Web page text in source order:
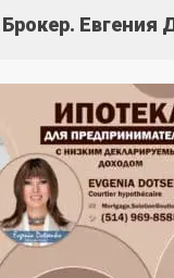
Евгения